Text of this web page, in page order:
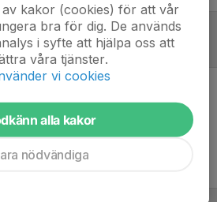
referat skrivet
kakor (cookies) för att vår
bra för dig. De används
i syfte att hjälpa oss att
våra tjänster.
vi cookies
alla kakor
nödvändiga